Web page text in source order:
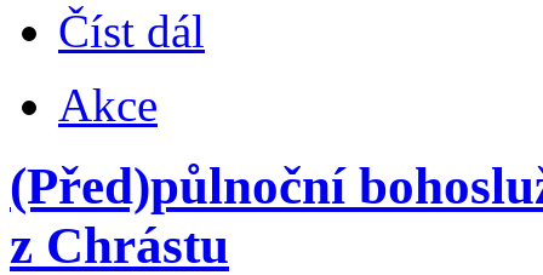
Číst dál
Akce
(Před)půlnoční
z Chrástu